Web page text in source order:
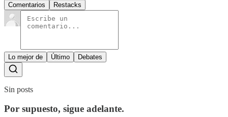
Comentarios Restacks
Lo mejor de Último Debates
Sin posts
Por supuesto, sigue adelante.